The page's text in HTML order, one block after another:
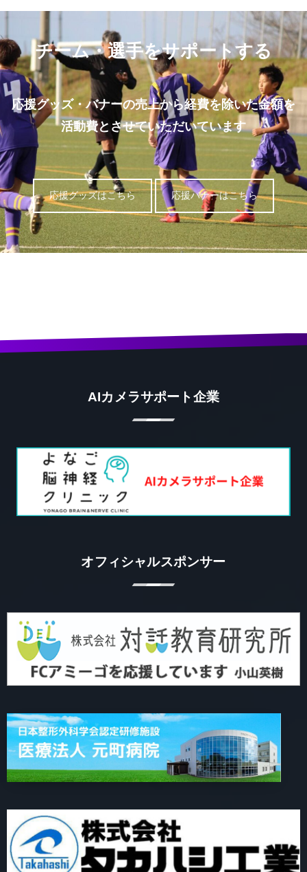
チーム・選手をサポートする
応援グッズ・バナーの売上から経費を除いた金額を
活動費とさせていただいています
応援グッズはこちら 応援バナーはこちら
AIカメラサポート企業
オフィシャルスポンサー